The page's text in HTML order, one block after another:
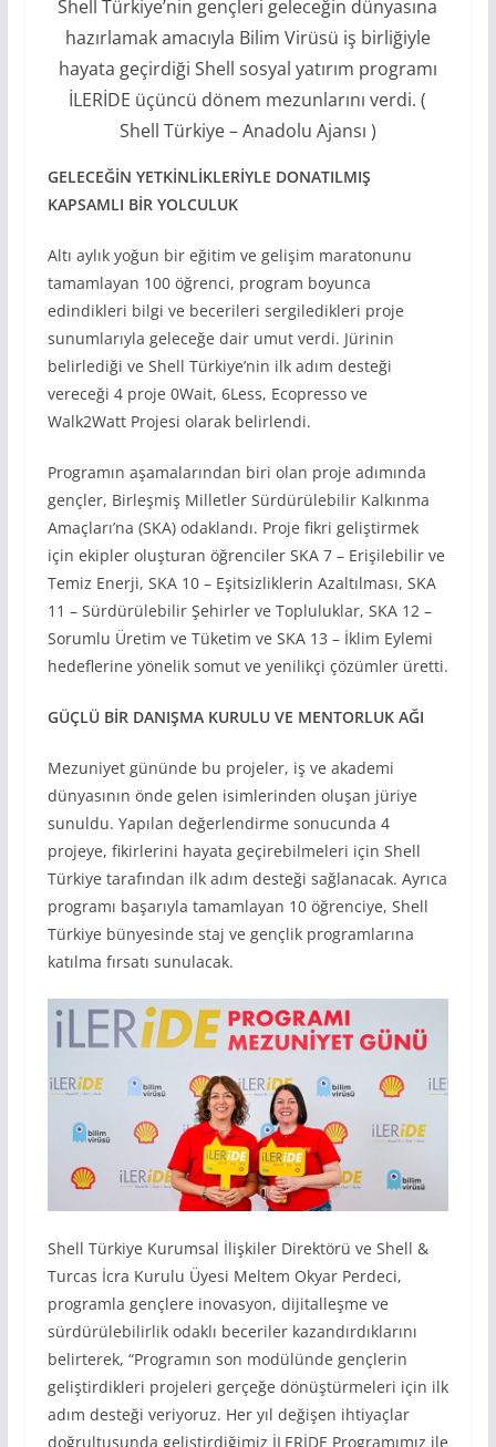
Shell Türkiye’nin gençleri geleceğin dünyasına
hazırlamak amacıyla Bilim Virüsü iş birliğiyle
hayata geçirdiği Shell sosyal yatırım programı
İLERİDE üçüncü dönem mezunlarını verdi. (
Shell Türkiye – Anadolu Ajansı )
GELECEĞİN YETKİNLİKLERİYLE DONATILMIŞ
KAPSAMLI BİR YOLCULUK
Altı aylık yoğun bir eğitim ve gelişim maratonunu
tamamlayan 100 öğrenci, program boyunca
edindikleri bilgi ve becerileri sergiledikleri proje
sunumlarıyla geleceğe dair umut verdi. Jürinin
belirlediği ve Shell Türkiye’nin ilk adım desteği
vereceği 4 proje 0Wait, 6Less, Ecopresso ve
Walk2Watt Projesi olarak belirlendi.
Programın aşamalarından biri olan proje adımında
gençler, Birleşmiş Milletler Sürdürülebilir Kalkınma
Amaçları’na (SKA) odaklandı. Proje fikri geliştirmek
için ekipler oluşturan öğrenciler SKA 7 – Erişilebilir ve
Temiz Enerji, SKA 10 – Eşitsizliklerin Azaltılması, SKA
11 – Sürdürülebilir Şehirler ve Topluluklar, SKA 12 –
Sorumlu Üretim ve Tüketim ve SKA 13 – İklim Eylemi
hedeflerine yönelik somut ve yenilikçi çözümler üretti.
GÜÇLÜ BİR DANIŞMA KURULU VE MENTORLUK AĞI
Mezuniyet gününde bu projeler, iş ve akademi
dünyasının önde gelen isimlerinden oluşan jüriye
sunuldu. Yapılan değerlendirme sonucunda 4
projeye, fikirlerini hayata geçirebilmeleri için Shell
Türkiye tarafından ilk adım desteği sağlanacak. Ayrıca
programı başarıyla tamamlayan 10 öğrenciye, Shell
Türkiye bünyesinde staj ve gençlik programlarına
katılma fırsatı sunulacak.
Shell Türkiye Kurumsal İlişkiler Direktörü ve Shell &
Turcas İcra Kurulu Üyesi Meltem Okyar Perdeci,
programla gençlere inovasyon, dijitalleşme ve
sürdürülebilirlik odaklı beceriler kazandırdıklarını
belirterek, “Programın son modülünde gençlerin
geliştirdikleri projeleri gerçeğe dönüştürmeleri için ilk
adım desteği veriyoruz. Her yıl değişen ihtiyaçlar
doğrultusunda geliştirdiğimiz İLERİDE Programımız ile